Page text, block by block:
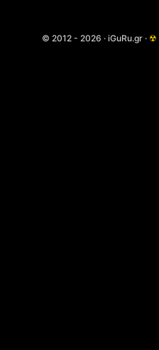
© 2012 - 2026 · iGuRu.gr · ☢